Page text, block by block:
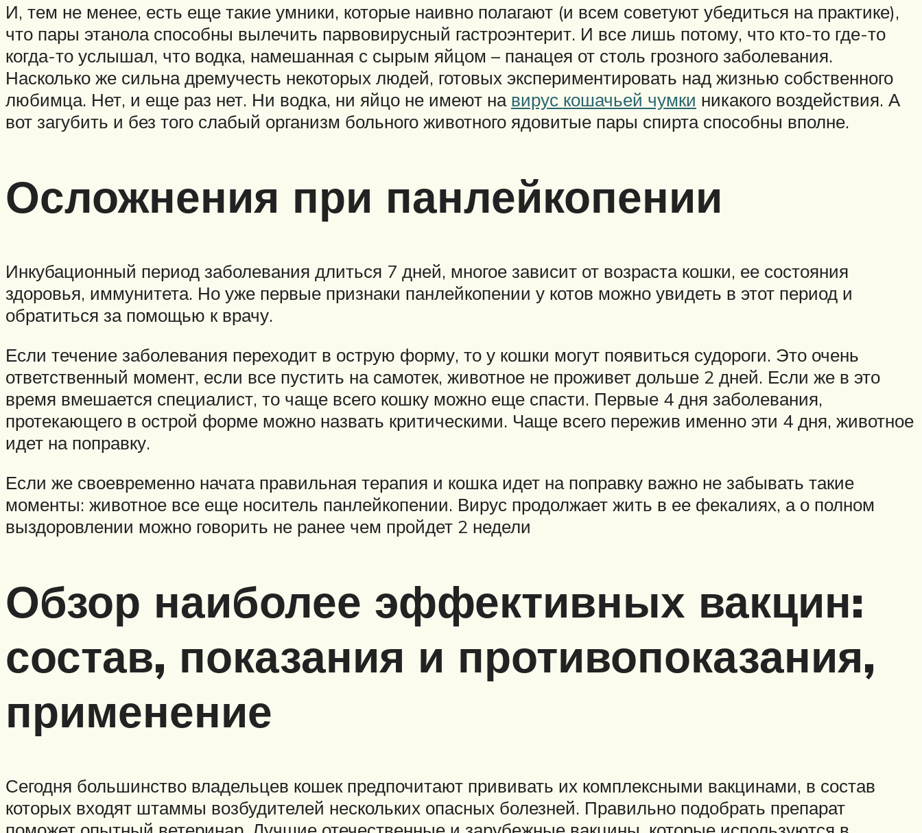
И, тем не менее, есть еще такие умники, которые наивно полагают (и всем советуют убедиться на практике),
что пары этанола способны вылечить парвовирусный гастроэнтерит. И все лишь потому, что кто-то где-то
когда-то услышал, что водка, намешанная с сырым яйцом – панацея от столь грозного заболевания.
Насколько же сильна дремучесть некоторых людей, готовых экспериментировать над жизнью собственного
любимца. Нет, и еще раз нет. Ни водка, ни яйцо не имеют на вирус кошачьей чумки никакого воздействия. А
вот загубить и без того слабый организм больного животного ядовитые пары спирта способны вполне.
Осложнения при панлейкопении
Инкубационный период заболевания длиться 7 дней, многое зависит от возраста кошки, ее состояния
здоровья, иммунитета. Но уже первые признаки панлейкопении у котов можно увидеть в этот период и
обратиться за помощью к врачу.
Если течение заболевания переходит в острую форму, то у кошки могут появиться судороги. Это очень
ответственный момент, если все пустить на самотек, животное не проживет дольше 2 дней. Если же в это
время вмешается специалист, то чаще всего кошку можно еще спасти. Первые 4 дня заболевания,
протекающего в острой форме можно назвать критическими. Чаще всего пережив именно эти 4 дня, животное
идет на поправку.
Если же своевременно начата правильная терапия и кошка идет на поправку важно не забывать такие
моменты: животное все еще носитель панлейкопении. Вирус продолжает жить в ее фекалиях, а о полном
выздоровлении можно говорить не ранее чем пройдет 2 недели
Обзор наиболее эффективных вакцин:
состав, показания и противопоказания,
применение
Сегодня большинство владельцев кошек предпочитают прививать их комплексными вакцинами, в состав
которых входят штаммы возбудителей нескольких опасных болезней. Правильно подобрать препарат